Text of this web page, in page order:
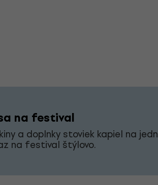
na festival
a doplnky stoviek kapiel na
na festival štýlovo.